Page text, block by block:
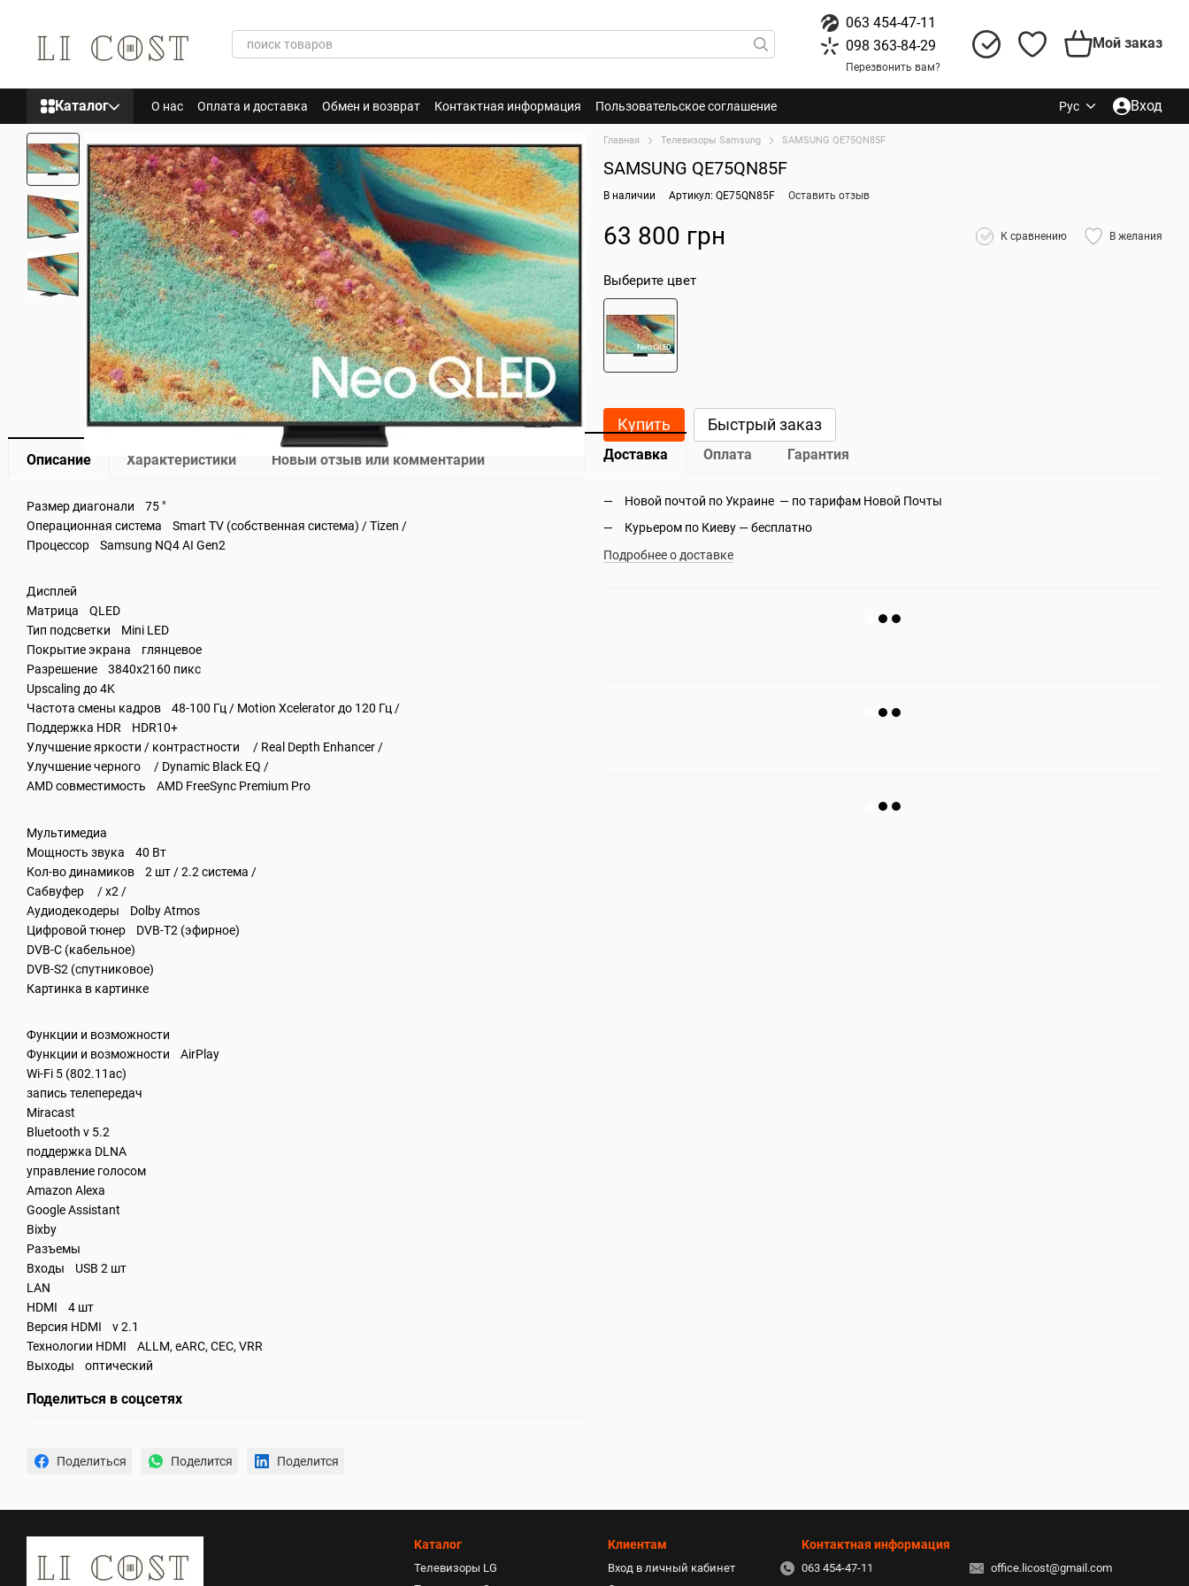
063 454-47-11
098 363-84-29
Перезвонить вам?
Мой заказ
Каталог О нас Оплата и доставка Обмен и возврат Контактная информация Пользовательское соглашение Рус Вход
Описание Характеристики Новый отзыв или комментарий
Размер диагонали 75 "
Операционная система Smart TV (собственная система) / Tizen /
Процессор Samsung NQ4 AI Gen2
Дисплей
Матрица QLED
Тип подсветки Mini LED
Покрытие экрана глянцевое
Разрешение 3840x2160 пикс
Upscaling до 4K
Частота смены кадров 48-100 Гц / Motion Xcelerator до 120 Гц /
Поддержка HDR HDR10+
Улучшение яркости / контрастности / Real Depth Enhancer /
Улучшение черного / Dynamic Black EQ /
AMD совместимость AMD FreeSync Premium Pro
Мультимедиа
Мощность звука 40 Вт
Кол-во динамиков 2 шт / 2.2 система /
Сабвуфер / x2 /
Аудиодекодеры Dolby Atmos
Цифровой тюнер DVB-T2 (эфирное)
DVB-C (кабельное)
DVB-S2 (спутниковое)
Картинка в картинке
Функции и возможности
Функции и возможности AirPlay
Wi-Fi 5 (802.11ac)
запись телепередач
Miracast
Bluetooth v 5.2
поддержка DLNA
управление голосом
Amazon Alexa
Google Assistant
Bixby
Разъемы
Входы USB 2 шт
LAN
HDMI 4 шт
Версия HDMI v 2.1
Технологии HDMI ALLM, eARC, CEC, VRR
Выходы оптический
Поделиться в соцсетях
Поделиться Поделится Поделится
Главная Телевизоры Samsung SAMSUNG QE75QN85F
SAMSUNG QE75QN85F
В наличии Артикул: QE75QN85F Оставить отзыв
63 800 грн К сравнению В желания
Выберите цвет
Купить Быстрый заказ
Доставка Оплата Гарантия
Новой почтой по Украине — по тарифам Новой Почты
Курьером по Киеву — бесплатно
Подробнее о доставке
Каталог
Телевизоры LG
Клиентам
Вход в личный кабинет
Контактная информация
063 454-47-11
office.licost@gmail.com